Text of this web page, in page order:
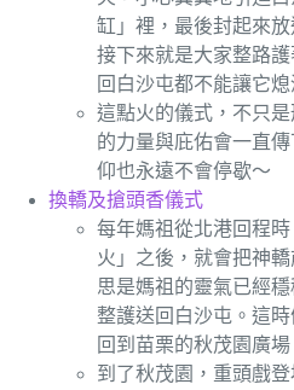
缸」裡，最後封起來
接下來就是大家整路
回白沙屯都不能讓它熄
這點火的儀式，不只
的力量與庇佑會一直
仰也永遠不會停歇～
換轎及搶頭香儀式
每年媽祖從北港回程
火」之後，就會把神
思是媽祖的靈氣已經
整護送回白沙屯。這
回到苗栗的秋茂園廣場
到了秋茂園，重頭戲